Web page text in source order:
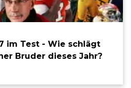
im Test - Wie schlägt
Bruder dieses Jahr?